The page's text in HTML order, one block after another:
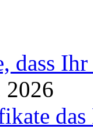
dass
2026